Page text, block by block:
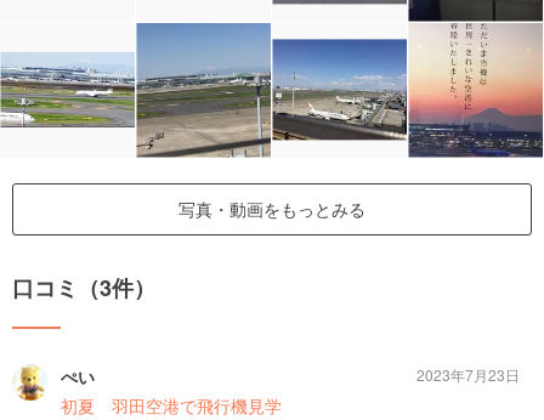
写真・動画をもっとみる
口コミ（3件）
ぺい
初夏 羽田空港で飛行機見学
2023年7月23日